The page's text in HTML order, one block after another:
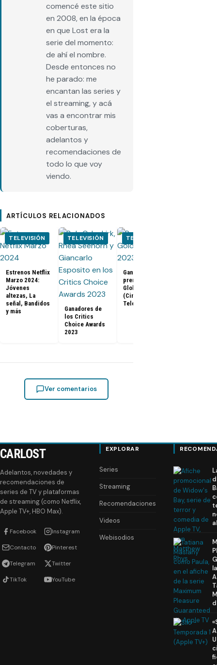
comencé este sitio
en 2008, en la época
en que Lost era la
serie del momento:
de ahí el nombre.
Desde entonces no
he parado: me
encantan las series y
el streaming, y acá
vas a encontrar mis
coberturas,
adelantos y
recomendaciones de
todo lo que voy
viendo.
ARTÍCULOS RELACIONADOS
TELEVISIÓN
Estrenos Netflix
Marzo 2024:
Jóvenes
altezas, La
señal, Bandidos
y más
TELEVISIÓN
Ganadores de
los Critics
Choice Awards
2023
TELEVISIÓN
Ganadores
premios Golden
Globes 2023
(Cine y
Televisión)
Ver comentarios
CARLOST
Adelantos, novedades y
recomendaciones de
series de TV y plataformas
de streaming (como Netflix,
Apple TV+, HBO Max).
Facebook Instagram
Contacto Pinterest
Telegram Twitter
TikTok YouTube
EXPLORAR
Series
Streaming
Recomendaciones
Videos
Webisodios